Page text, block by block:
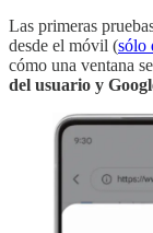
Las primeras
desde el móvil (sólo
cómo una ventana
del usuario y